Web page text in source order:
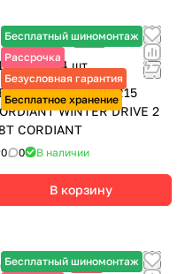
Бесплатный шиномонтаж
Рассрочка
Безусловная гарантия
Бесплатное хранение
₽5 840 ₽ -6%
960 ₽ за 4 шт.
185/60 R15
WINTER DRIVE 2
CORDIANT
0 0 В наличии
В корзину
Бесплатный шиномонтаж
₽7 410 ₽ -5%